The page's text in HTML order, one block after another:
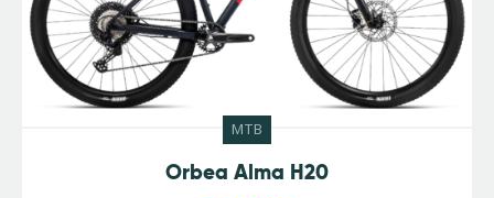
MTB
Orbea Alma H20